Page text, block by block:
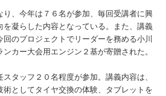
、今年は７６名が参加、毎回受講者に興
凝らした内容となっている。また、講義
のプロジェクトでリーダーを務める小川
カー大会用エンジン２基が寄贈された。
タッフ２０名程度が参加。講義内容は、
としてタイヤ交換の体験、タブレットを